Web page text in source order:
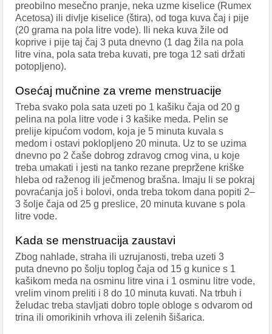
preobilno mesečno pranje, neka uzme kiselice (Rumex
Acetosa) ili divlje kiselice (štira), od toga kuva čaj i pije
(20 grama na pola litre vode). Ili neka kuva žile od
koprive i pije taj čaj 3 puta dnevno (1 dag žila na pola
litre vina, pola sata treba kuvati, pre toga 12 sati držati
potopljeno).
Osećaj mučnine za vreme menstruacije
Treba svako pola sata uzeti po 1 kašiku čaja od 20 g
pelina na pola litre vode i 3 kašike meda. Pelin se
prelije kipućom vodom, koja je 5 minuta kuvala s
medom i ostavi poklopljeno 20 minuta. Uz to se uzima
dnevno po 2 čaše dobrog zdravog crnog vina, u koje
treba umakati i jesti na tanko rezane prepržene kriške
hleba od raženog ili ječmenog brašna. Imaju li se pokraj
povraćanja još i bolovi, onda treba tokom dana popiti 2–
3 šolje čaja od 25 g preslice, 20 minuta kuvane s pola
litre vode.
Kada se menstruacija zaustavi
Zbog nahlade, straha ili uzrujanosti, treba uzeti 3
puta dnevno po šolju toplog čaja od 15 g kunice s 1
kašikom meda na osminu litre vina i 1 osminu litre vode,
vrelim vinom preliti i 8 do 10 minuta kuvati. Na trbuh i
želudac treba stavljati dobro tople obloge s odvarom od
trina ili omorikinih vrhova ili zelenih šišarica.